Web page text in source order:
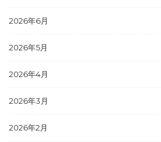
2026年6月
2026年5月
2026年4月
2026年3月
2026年2月